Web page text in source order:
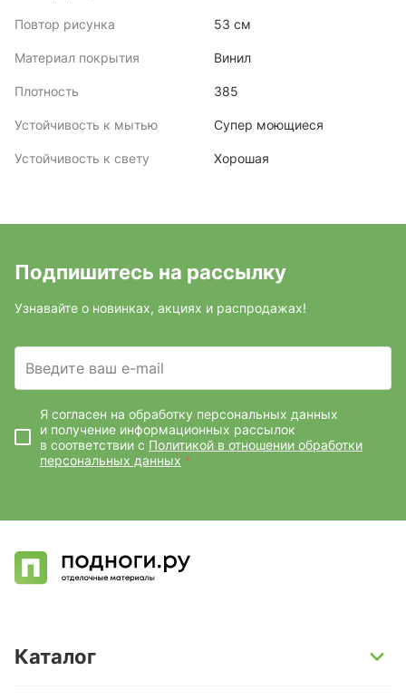
Повтор рисунка 53 см
Материал покрытия Винил
Плотность 385
Устойчивость к мытью Супер моющиеся
Устойчивость к свету Хорошая
Подпишитесь на рассылку
Узнавайте о новинках, акциях и распродажах!
Введите ваш e-mail
Я согласен на обработку персональных данных
и получение информационных рассылок
в соответствии с Политикой в отношении обработки
персональных данных *
Каталог